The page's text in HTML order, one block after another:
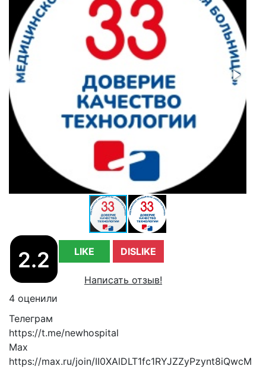
2.2 LIKE DISLIKE
Написать отзыв!
4 оценили
Телеграм
https://t.me/newhospital
Max
https://max.ru/join/II0XAlDLT1fc1RYJZZyPzynt8iQwcM